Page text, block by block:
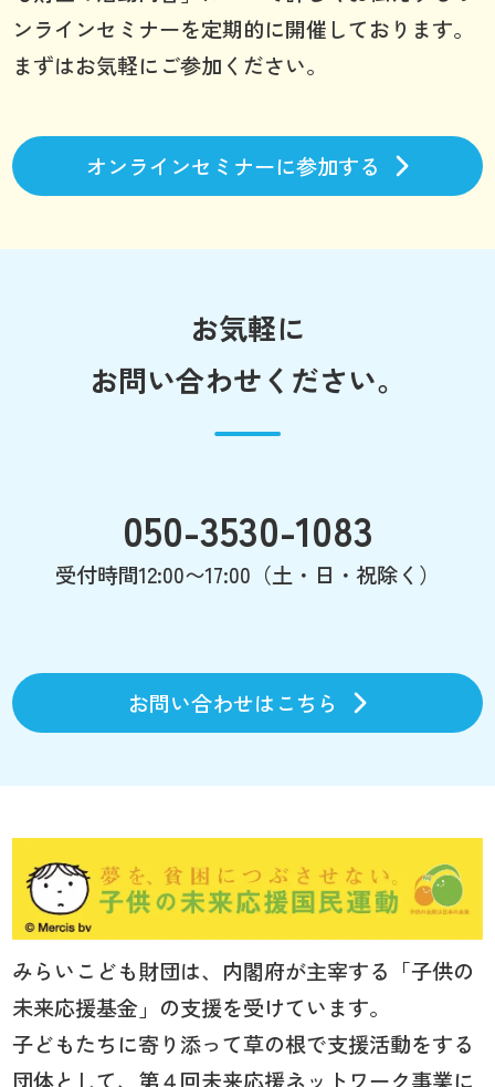
ンラインセミナーを定期的に開催しております。
まずはお気軽にご参加ください。
オンラインセミナーに参加する
お気軽に
お問い合わせください。
050-3530-1083
受付時間12:00〜17:00（土・日・祝除く）
お問い合わせはこちら
みらいこども財団は、内閣府が主宰する「子供の
未来応援基金」の支援を受けています。
子どもたちに寄り添って草の根で支援活動をする
団体として、第４回未来応援ネットワーク事業に